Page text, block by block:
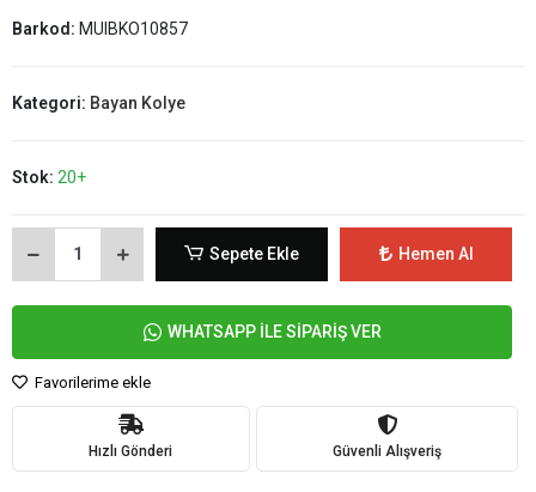
Barkod: MUIBKO10857
Kategori: Bayan Kolye
Stok: 20+
Sepete Ekle Hemen Al
WHATSAPP İLE SİPARİŞ VER
Favorilerime ekle
Hızlı Gönderi Güvenli Alışveriş